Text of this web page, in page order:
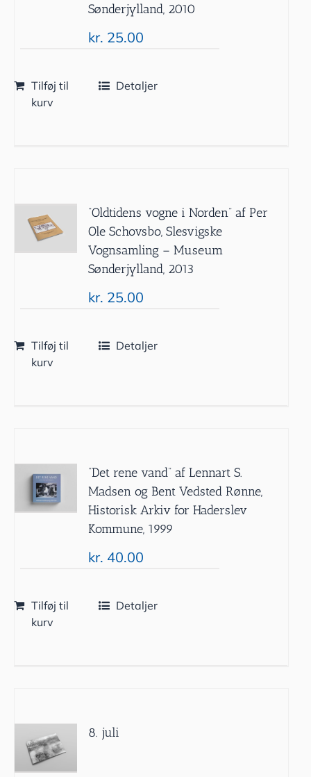
Sønderjylland, 2010
kr. 25.00
Tilføj til
kurv
Detaljer
”Oldtidens vogne i Norden” af Per
Ole Schovsbo, Slesvigske
Vognsamling – Museum
Sønderjylland, 2013
kr. 25.00
Tilføj til
kurv
Detaljer
”Det rene vand” af Lennart S.
Madsen og Bent Vedsted Rønne,
Historisk Arkiv for Haderslev
Kommune, 1999
kr. 40.00
Tilføj til
kurv
Detaljer
8. juli